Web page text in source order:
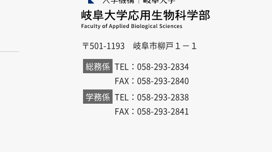
〒501-1193 岐阜市柳戸１－１
総務係 TEL：058-293-2834
FAX：058-293-2840
学務係 TEL：058-293-2838
FAX：058-293-2841